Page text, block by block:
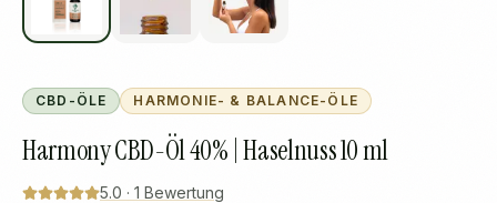
CBD-ÖLE HARMONIE- & BALANCE-ÖLE
Harmony CBD-Öl 40% | Haselnuss 10 ml
5.0 · 1 Bewertung